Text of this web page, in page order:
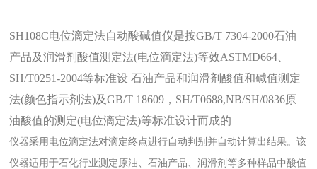
SH108C电位滴定法自动酸碱值仪是按GB/T 7304-2000石油
产品及润滑剂酸值测定法(电位滴定法)等效ASTMD664
SH/T0251-2004等标准设 石油产品和润滑剂酸值和碱值测定
法(颜色指示剂法)及GB/T 18609 ， SH/T0688,NB/SH/0836原
油酸值的测定(电位滴定法)等标准设计而成的
仪器采用电位滴定法对滴定终点进行自动判别并自动计算出结果。该
仪器适用于石化行业测定原油、石油产品、润滑剂等多种样品中酸值